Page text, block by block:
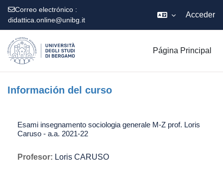
Correo electrónico :
didattica.online@unibg.it
Acceder
Página Principal
Información del curso
Esami insegnamento sociologia generale M-Z prof. Loris
Caruso - a.a. 2021-22
Profesor: Loris CARUSO